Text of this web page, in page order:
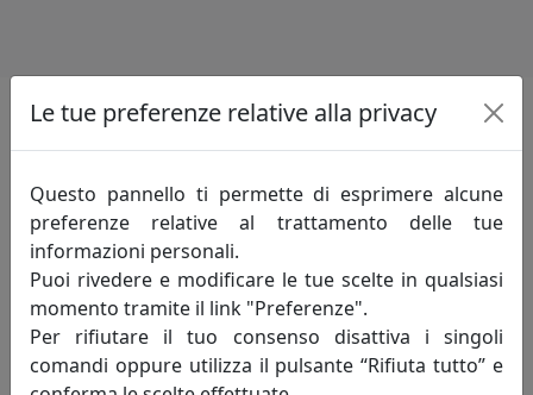
Informazioni sul brand
Innovazione-creatività-competitività: sono
i principi fondamentali che incarnano lo
spirito della mauro ferretti che da oltre
trent'anni, attraverso le evoluzioni del
mercato, opera alla ricerca di un costante
miglioramento degli articoli proposti e del servizio
offerto al fine di soddisfare pienamente le esigenze di
Le tue preferenze relative alla privacy
Questo pannello ti permette di esprimere alcune
preferenze relative al trattamento delle tue
informazioni personali.
Puoi rivedere e modificare le tue scelte in qualsiasi
momento tramite il link "Preferenze".
Per rifiutare il tuo consenso disattiva i singoli
comandi oppure utilizza il pulsante “Rifiuta tutto” e